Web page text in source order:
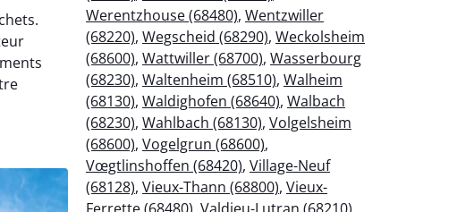
Werentzhouse (68480), Wentzwiller
(68220), Wegscheid (68290), Weckolsheim
(68600), Wattwiller (68700), Wasserbourg
(68230), Waltenheim (68510), Walheim
(68130), Waldighofen (68640), Walbach
(68230), Wahlbach (68130), Volgelsheim
(68600), Vogelgrun (68600),
Vœgtlinshoffen (68420), Village-Neuf
(68128), Vieux-Thann (68800), Vieux-